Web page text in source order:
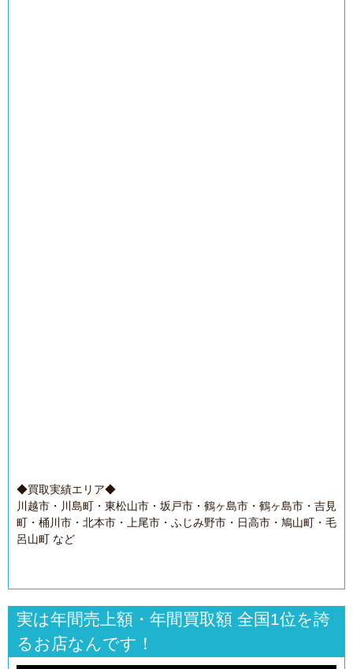
◆買取実績エリア◆
川越市・川島町・東松山市・坂戸市・鶴ヶ島市・鶴ヶ島市・吉見
町・桶川市・北本市・上尾市・ふじみ野市・日高市・鳩山町・毛
呂山町 など
実は年間売上額・年間買取額 全国1位を誇
るお店なんです！